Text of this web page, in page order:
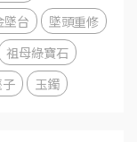
墜台
墜頭重修
祖母綠寶石
玉鐲